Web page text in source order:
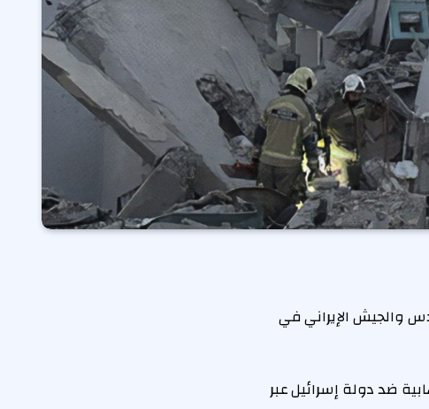
والجيش الإيراني في
ضد دولة إسرائيل عبر